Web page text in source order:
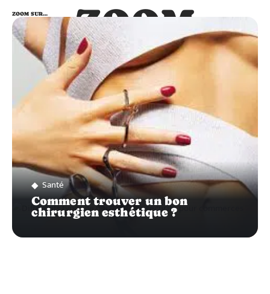
ZOOM
SUR…
ZOOM SUR…
Santé
Comment trouver un bon
chirurgien esthétique ?